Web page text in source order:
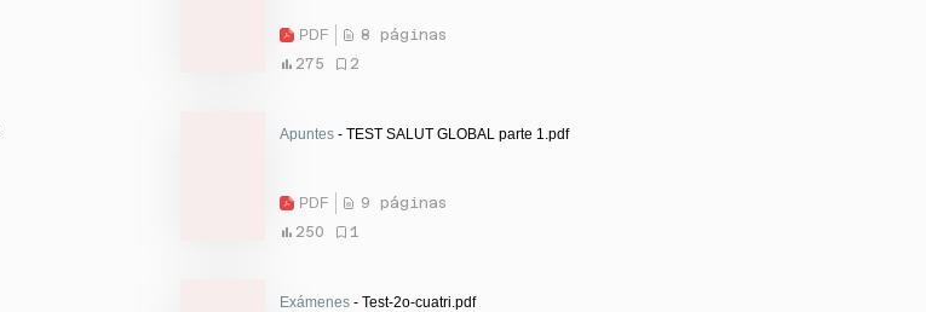
PDF
8 páginas
275
2
Apuntes - TEST SALUT GLOBAL parte 1.pdf
PDF
9 páginas
250
1
Exámenes - Test-2o-cuatri.pdf